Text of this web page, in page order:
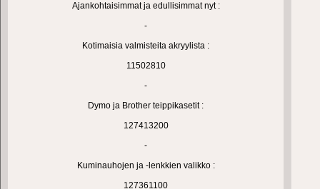
Ajankohtaisimmat ja edullisimmat nyt :
-
Kotimaisia valmisteita akryylista :
11502810
-
Dymo ja Brother teippikasetit :
127413200
-
Kuminauhojen ja -lenkkien valikko :
127361100